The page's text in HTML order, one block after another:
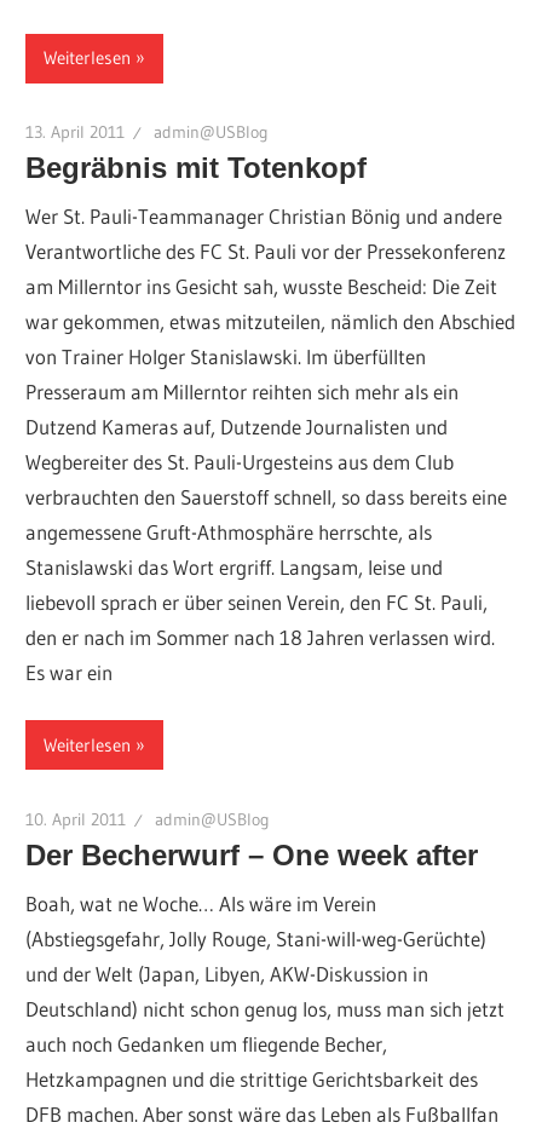
Weiterlesen
13. April 2011 admin@USBlog
Begräbnis mit Totenkopf
Wer St. Pauli-Teammanager Christian Bönig und andere
Verantwortliche des FC St. Pauli vor der Pressekonferenz
am Millerntor ins Gesicht sah, wusste Bescheid: Die Zeit
war gekommen, etwas mitzuteilen, nämlich den Abschied
von Trainer Holger Stanislawski. Im überfüllten
Presseraum am Millerntor reihten sich mehr als ein
Dutzend Kameras auf, Dutzende Journalisten und
Wegbereiter des St. Pauli-Urgesteins aus dem Club
verbrauchten den Sauerstoff schnell, so dass bereits eine
angemessene Gruft-Athmosphäre herrschte, als
Stanislawski das Wort ergriff. Langsam, leise und
liebevoll sprach er über seinen Verein, den FC St. Pauli,
den er nach im Sommer nach 18 Jahren verlassen wird.
Es war ein
Weiterlesen
10. April 2011 admin@USBlog
Der Becherwurf – One week after
Boah, wat ne Woche… Als wäre im Verein
(Abstiegsgefahr, Jolly Rouge, Stani-will-weg-Gerüchte)
und der Welt (Japan, Libyen, AKW-Diskussion in
Deutschland) nicht schon genug los, muss man sich jetzt
auch noch Gedanken um fliegende Becher,
Hetzkampagnen und die strittige Gerichtsbarkeit des
DFB machen. Aber sonst wäre das Leben als Fußballfan